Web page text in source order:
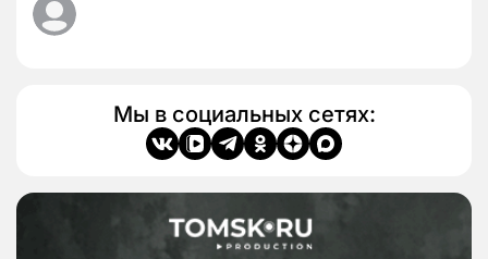
Мы в социальных сетях: